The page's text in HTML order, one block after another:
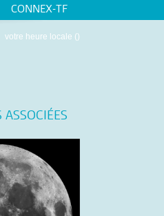
CONNEX-TF
votre heure locale ()
ASSOCIÉES